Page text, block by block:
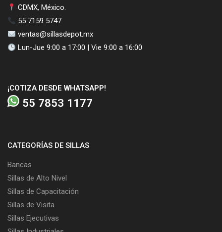
CDMX, México.
55 7159 5747
ventas@sillasdepot.mx
Lun-Jue 9:00 a 17:00 | Vie 9:00 a 16:00
¡COTIZA DESDE WHATSAPP!
55 7853 1177
CATEGORÍAS DE SILLAS
Bancas
Sillas de Alto Nivel
Sillas de Capacitación
Sillas de Visita
Sillas Ejecutivas